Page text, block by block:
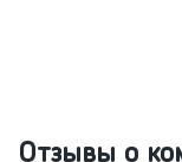
Отзывы о